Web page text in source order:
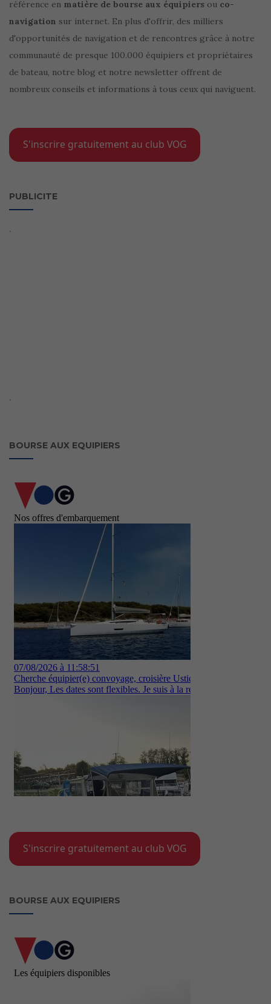
référence en matière de bourse aux équipiers ou co-
navigation sur internet. En plus d'offrir, des milliers
d'opportunités de navigation et de rencontres grâce à notre
communauté de presque 100.000 équipiers et propriétaires
de bateau, notre blog et notre newsletter offrent de
nombreux conseils et informations à tous ceux qui naviguent.
S'inscrire gratuitement au club VOG
PUBLICITE
`
`
BOURSE AUX EQUIPIERS
S'inscrire gratuitement au club VOG
BOURSE AUX EQUIPIERS